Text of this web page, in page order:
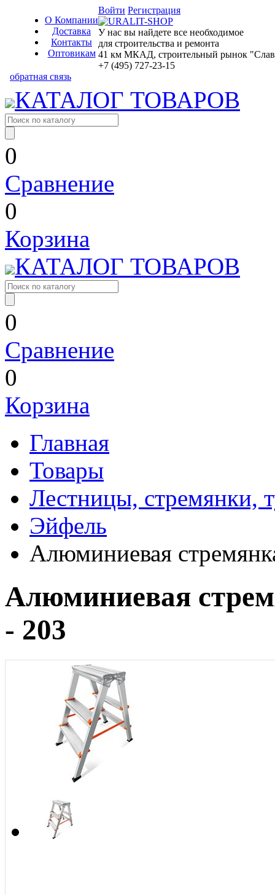
О Компании
Доставка
Контакты
Оптовикам
Войти Регистрация
У нас вы найдете все необходимое
для строительства и ремонта
41 км МКАД, строительный рынок
+7 (495) 727-23-15
обратная связь
КАТАЛОГ ТОВАРОВ
0
Сравнение
0
Корзина
КАТАЛОГ ТОВАРОВ
0
Сравнение
0
Корзина
Главная
Товары
Лестницы, стремянки,
Эйфель
Алюминиевая
Алюминиевая
- 203